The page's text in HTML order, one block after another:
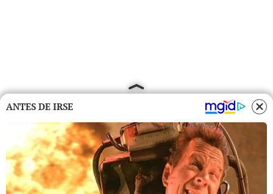
ANTES DE IRSE